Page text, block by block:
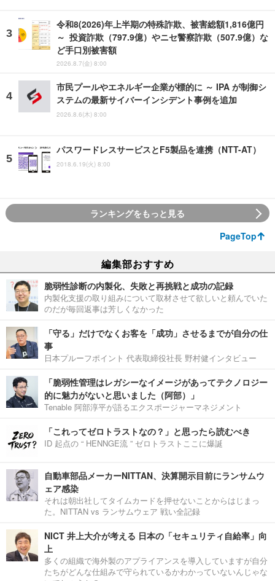
令和8(2026)年上半期の特殊詐欺、被害総額1,816億円
～ 投資詐欺（797.9億）やニセ警察詐欺（507.9億）な
ど手口別被害額
2026.8.7(金) 8:00
市民プールやエネルギー企業が標的に ～ IPA が制御シ
ステムの最新サイバーインシデント事例を追加
2026.8.6(木) 8:00
パスワードレスサービスとF5製品を連携（NTT-AT）
2018.6.19(火) 8:00
ランキングをもっと見る
PageTop
編集部おすすめ
脆弱性診断の内製化、失敗と再挑戦と成功の記録
内製化支援の取り組みについて取材させて欲しいと頼んでいた
のだが毎回返事は芳しくなかった
「守る」だけでなくお客を「成功」させるまでが自分の仕
事
日本プルーフポイント 代表取締役社長 野村健インタビュー
「脆弱性管理はレガシーなイメージがあってテクノロジー
的に魅力がないと思いました（阿部）」
Tenable 阿部淳平が語るエクスポージャーマネジメント
「これってゼロトラストなの？」と思ったら読むべき
ID 起点の “ HENNGE流 ” ゼロトラストここに爆誕
自動車部品メーカーNITTAN、決算開示目前にランサムウ
ェア感染
それは朝出社してタイムカードを押せないことからはじまっ
た。NITTAN vs ランサムウェア 戦い全記録
NICT 井上大介が考える 日本の「セキュリティ自給率」向
上
多くの組織で海外製のアプライアンスを導入していますが自分
たちがどんな仕組みで守られているかわかっていないんじゃな